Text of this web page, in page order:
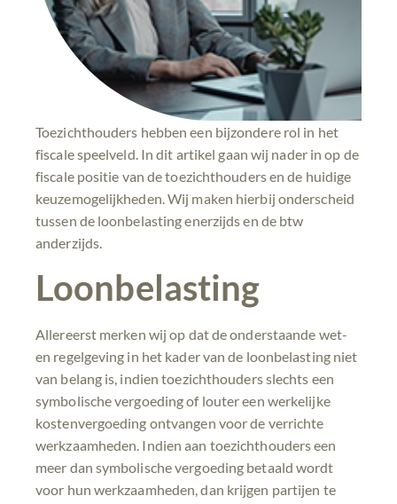
Toezichthouders hebben een bijzondere rol in het
fiscale speelveld. In dit artikel gaan wij nader in op de
fiscale positie van de toezichthouders en de huidige
keuzemogelijkheden. Wij maken hierbij onderscheid
tussen de loonbelasting enerzijds en de btw
anderzijds.
Loonbelasting
Allereerst merken wij op dat de onderstaande wet-
en regelgeving in het kader van de loonbelasting niet
van belang is, indien toezichthouders slechts een
symbolische vergoeding of louter een werkelijke
kostenvergoeding ontvangen voor de verrichte
werkzaamheden. Indien aan toezichthouders een
meer dan symbolische vergoeding betaald wordt
voor hun werkzaamheden, dan krijgen partijen te